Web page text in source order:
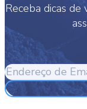
Receba dicas
Endereço
de
Email